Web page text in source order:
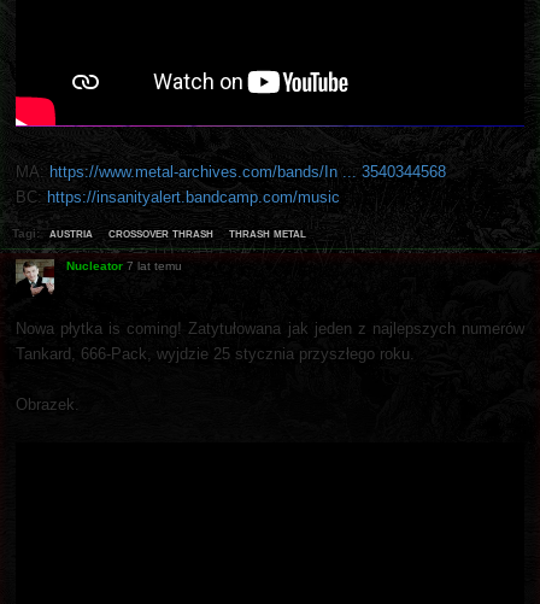
MA: https://www.metal-archives.com/bands/In ... 3540344568
BC: https://insanityalert.bandcamp.com/music
Tagi: austria crossover thrash thrash metal
Nucleator 7 lat temu
Nowa płytka is coming! Zatytułowana jak jeden z najlepszych numerów
Tankard, 666-Pack, wyjdzie 25 stycznia przyszłego roku.
Obrazek.